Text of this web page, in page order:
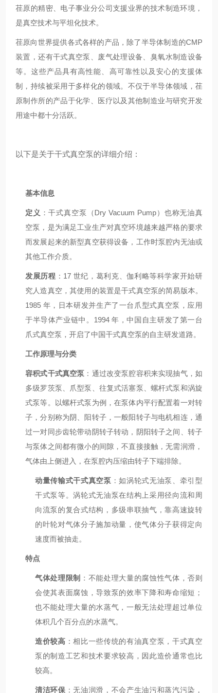
荏原的精密、电子事业分公司支援业界的技术制造环境，
是真空技术与平坦化技术。
荏原向世界提供各式各样的产品，除了半导体制造的CMP
装置，还有干式真空泵、废气处理设备、臭氧水制造设备
等。这些产品具有高性能、高可靠性以及安心的支援体
制，持续被采用于多样化的领域。不仅于半导体领域，荏
原制作所的产品于化学、医疗以及其他制造业与研究开发
用途中都十分活跃。
以下是关于干式真空泵的详细介绍：
基本信息
定义 ：干式真空泵（Dry Vacuum Pump）也称无油真
空泵，是为满足工业生产对真空环境越来越严格的要求
而发展起来的新型真空获得设备，工作时泵腔内无油或
其他工作介质。
发展历程 ：17 世纪，葛利克、伽利略等科学家开始研
究人造真空，其使用的装置是干式真空泵的简易版本。
1985 年，日本研发并生产了一台爪型式真空泵，应用
于半导体产业链中。1994 年，中国自主研发了第一台
爪式真空泵，开启了中国干式真空泵的自主研发道路。
工作原理与分类
容积式干式真空泵 ：通过改变泵腔容积来实现抽气，如
多级罗茨泵、爪型泵、往复式活塞泵、螺杆式泵和涡旋
式泵等。以螺杆式泵为例，在泵体内平行配置着一对转
子，分别称为阴、阳转子，一般阳转子与电机相连，通
过一对同步齿轮带动阴转子转动，阴阳转子之间、转子
与泵体之间都有微小的间隙，不直接接触，无需润滑，
气体由上侧进入，在泵腔内压缩由转子下端排除。
动量传输式干式真空泵 ：如涡轮式无油泵、牵引型
干式泵等。涡轮式无油泵在结构上采用径向流和周
向流泵的复合式结构，多级串联抽气，靠高速旋转
的叶轮对气体分子施加动量，使气体分子获得定向
速度而被抽走。
特点
气体处理限制 ：不能处理大量的腐蚀性气体，否则
会使其表面腐蚀，导致泵的效率下降和寿命缩短；
也不能处理大量的水蒸气，一般无法处理超过单位
体积几个百分点的水蒸气。
造价较高 ：相比一些传统的有油真空泵，干式真空
泵的制造工艺和技术要求较高，因此造价通常也比
较高。
清洁环保 ：无油润滑，不会产生油污和蒸汽污染，